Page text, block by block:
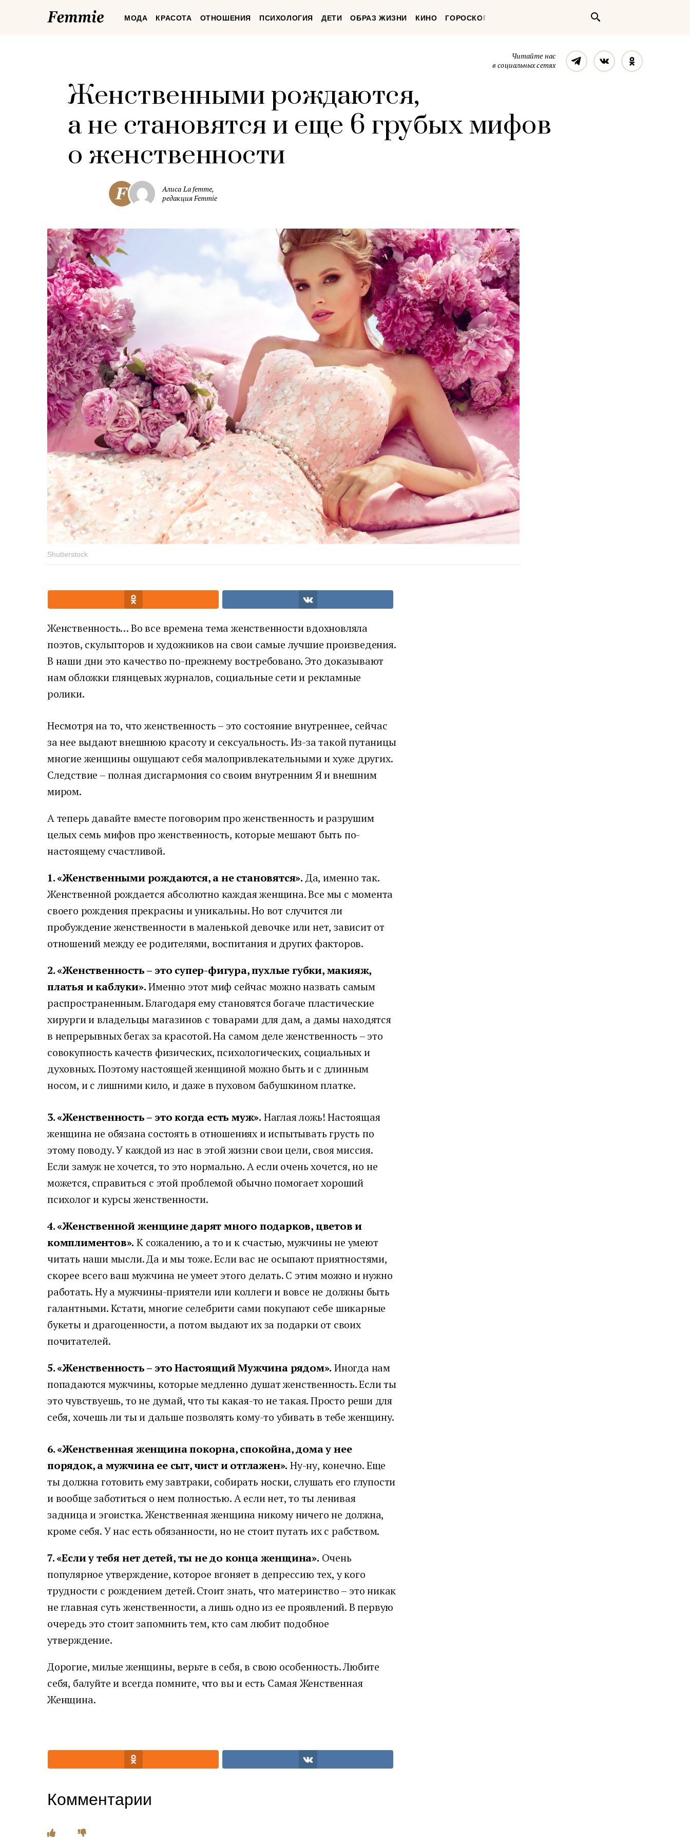
FemmieМОДА КРАСОТА ОТНОШЕНИЯ ПСИХОЛОГИЯ ДЕТИ ОБРАЗ ЖИЗНИ КИНО ГОРОСКОП
Читайте нас
в социальных сетях
ТелеграмВконтакте
Женственными рождаются,
а не становятся и еще 6 грубых мифов
о женственности
Алиса La femme,
редакция Femmie
Shutterstock
Женственность… Во все времена тема женственности вдохновляла
поэтов, скульпторов и художников на свои самые лучшие произведения.
В наши дни это качество по-прежнему востребовано. Это доказывают
нам обложки глянцевых журналов, социальные сети и рекламные
ролики.
Несмотря на то, что женственность – это состояние внутреннее, сейчас
за нее выдают внешнюю красоту и сексуальность. Из-за такой путаницы
многие женщины ощущают себя малопривлекательными и хуже других.
Следствие – полная дисгармония со своим внутренним Я и внешним
миром.
А теперь давайте вместе поговорим про женственность и разрушим
целых семь мифов про женственность, которые мешают быть по-
настоящему счастливой.
1. «Женственными рождаются, а не становятся».Да, именно так.
Женственной рождается абсолютно каждая женщина. Все мы с момента
своего рождения прекрасны и уникальны. Но вот случится ли
пробуждение женственности в маленькой девочке или нет, зависит от
отношений между ее родителями, воспитания и других факторов.
2. «Женственность – это супер-фигура, пухлые губки, макияж,
платья и каблуки».Именно этот миф сейчас можно назвать самым
распространенным. Благодаря ему становятся богаче пластические
хирурги и владельцы магазинов с товарами для дам, а дамы находятся
в непрерывных бегах за красотой. На самом деле женственность – это
совокупность качеств физических, психологических, социальных и
духовных. Поэтому настоящей женщиной можно быть и с длинным
носом, и с лишними кило, и даже в пуховом бабушкином платке.
3. «Женственность – это когда есть муж». Наглая ложь! Настоящая
женщина не обязана состоять в отношениях и испытывать грусть по
этому поводу. У каждой из нас в этой жизни свои цели, своя миссия.
Если замуж не хочется, то это нормально. А если очень хочется, но не
можется, справиться с этой проблемой обычно помогает хороший
психолог и курсы женственности.
4. «Женственной женщине дарят много подарков, цветов и
комплиментов». К сожалению, а то и к счастью, мужчины не умеют
читать наши мысли. Да и мы тоже. Если вас не осыпают приятностями,
скорее всего ваш мужчина не умеет этого делать. С этим можно и нужно
работать. Ну а мужчины-приятели или коллеги и вовсе не должны быть
галантными. Кстати, многие селебрити сами покупают себе шикарные
букеты и драгоценности, а потом выдают их за подарки от своих
почитателей.
5. «Женственность – это Настоящий Мужчина рядом». Иногда нам
попадаются мужчины, которые медленно душат женственность. Если ты
это чувствуешь, то не думай, что ты какая-то не такая. Просто реши для
себя, хочешь ли ты и дальше позволять кому-то убивать в тебе женщину.
6. «Женственная женщина покорна, спокойна, дома у нее
порядок, а мужчина ее сыт, чист и отглажен». Ну-ну, конечно. Еще
ты должна готовить ему завтраки, собирать носки, слушать его глупости
и вообще заботиться о нем полностью. А если нет, то ты ленивая
задница и эгоистка. Женственная женщина никому ничего не должна,
кроме себя. У нас есть обязанности, но не стоит путать их с рабством.
7. «Если у тебя нет детей, ты не до конца женщина». Очень
популярное утверждение, которое вгоняет в депрессию тех, у кого
трудности с рождением детей. Стоит знать, что материнство – это никак
не главная суть женственности, а лишь одно из ее проявлений. В первую
очередь это стоит запомнить тем, кто сам любит подобное
утверждение.
Дорогие, милые женщины, верьте в себя, в свою особенность. Любите
себя, балуйте и всегда помните, что вы и есть Самая Женственная
Женщина.
Комментарии